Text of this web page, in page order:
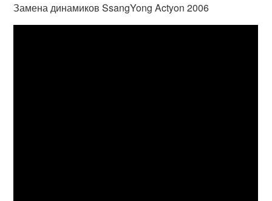
Замена динамиков SsangYong Actyon 2006